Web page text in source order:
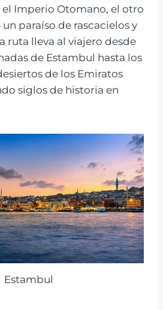
Imperio Otomano, el otro
paraíso de rascacielos y
ruta lleva al viajero desde
de Estambul hasta los
de los Emiratos
siglos de historia en
Estambul